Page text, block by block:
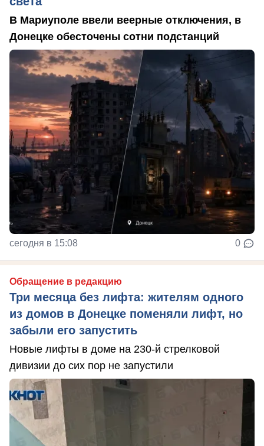
В Мариуполе ввели веерные отключения, в
Донецке обесточены сотни подстанций
сегодня в 15:08 0
Обращение в редакцию
Три месяца без лифта: жителям одного
из домов в Донецке поменяли лифт, но
забыли его запустить
Новые лифты в доме на 230-й стрелковой
дивизии до сих пор не запустили